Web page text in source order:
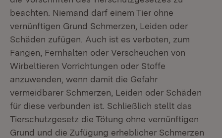
beachten. Niemand darf einem Tier ohne
vernünftigen Grund Schmerzen, Leiden oder
Schäden zufügen. Auch ist es verboten, zum
Fangen, Fernhalten oder Verscheuchen von
Wirbeltieren Vorrichtungen oder Stoffe
anzuwenden, wenn damit die Gefahr
vermeidbarer Schmerzen, Leiden oder Schäden
für diese verbunden ist. Schließlich stellt das
Tierschutzgesetz die Tötung ohne vernünftigen
Grund und die Zufügung erheblicher Schmerzen